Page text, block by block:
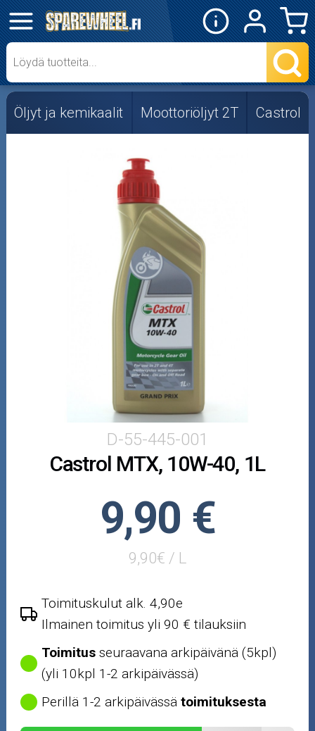
✕
Mopon osat
Skootterin osat
Crossipyörän osat
Moottoripyörän osat
Moottorikelkan osat
Mopoauton osat
Puutarha ja metsä
Renkaat ja vanteet
Öljyt ja kemikaalit
Outlet-tuotteet
Öljyt ja kemikaalit Moottoriöljyt 2T Castrol
D-55-445-001
Castrol MTX, 10W-40, 1L
9,90 €
9,90€ / L
Toimituskulut alk. 4,90e
Ilmainen toimitus yli 90 € tilauksiin
Toimitus seuraavana arkipäivänä (5kpl)
(yli 10kpl 1-2 arkipäivässä)
Perillä 1-2 arkipäivässätoimituksesta